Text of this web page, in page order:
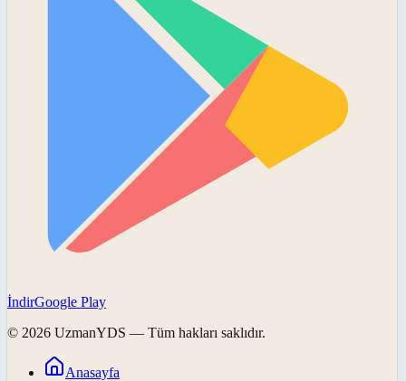
İndirGoogle Play
© 2026 UzmanYDS — Tüm hakları saklıdır.
Anasayfa